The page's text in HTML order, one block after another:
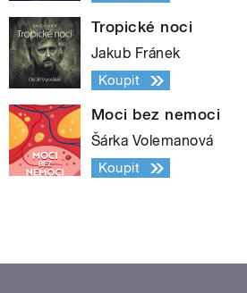
Tropické noci
Jakub Fránek
Koupit
Moci bez nemoci
Šárka Volemanová
Koupit